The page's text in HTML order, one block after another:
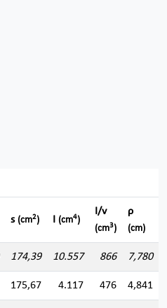
s (cm2) I (cm4)
I/v
(cm3)
ρ
(cm)
174,39 10.557 866 7,780
175,67 4.117 476 4,841